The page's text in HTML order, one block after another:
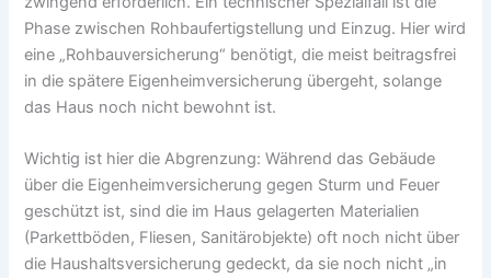
Phase zwischen Rohbaufertigstellung und Einzug. Hier wird
eine „Rohbauversicherung“ benötigt, die meist beitragsfrei
in die spätere Eigenheimversicherung übergeht, solange
das Haus noch nicht bewohnt ist.
Wichtig ist hier die Abgrenzung: Während das Gebäude
über die Eigenheimversicherung gegen Sturm und Feuer
geschützt ist, sind die im Haus gelagerten Materialien
(Parkettböden, Fliesen, Sanitärobjekte) oft noch nicht über
die Haushaltsversicherung gedeckt, da sie noch nicht „in